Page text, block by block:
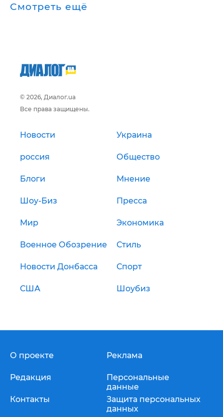
Смотреть ещё
© 2026, Диалог.ua
Все права защищены.
Новости Украина
россия Общество
Блоги Мнение
Шоу-Биз Пресса
Мир Экономика
Военное Обозрение Стиль
Новости Донбасса Спорт
США Шоубиз
О проекте
Редакция
Контакты
Реклама
Персональные
данные
Защита персональных
данных